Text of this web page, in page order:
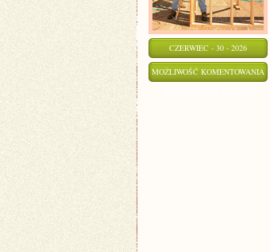
CZERWIEC - 30 - 2026
MOŻLIWOŚĆ KOMENTOWANIA